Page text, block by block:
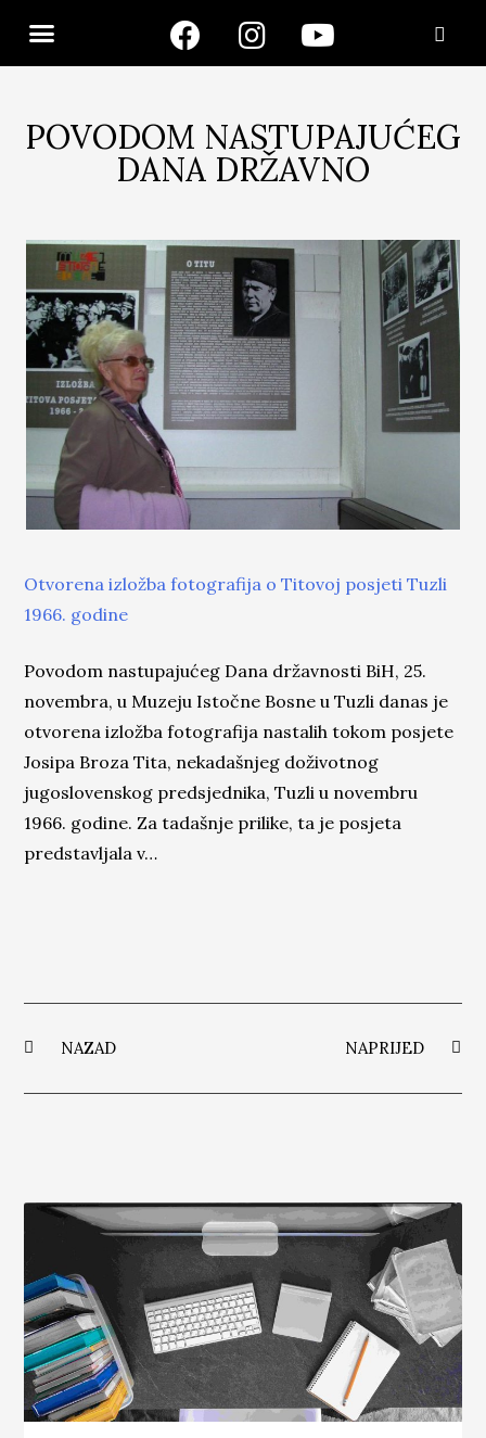
POVODOM NASTUPAJUĆEG
DANA DRŽAVNO
Otvorena izložba fotografija o Titovoj posjeti Tuzli
1966. godine
Povodom nastupajućeg Dana državnosti BiH, 25.
novembra, u Muzeju Istočne Bosne u Tuzli danas je
otvorena izložba fotografija nastalih tokom posjete
Josipa Broza Tita, nekadašnjeg doživotnog
jugoslovenskog predsjednika, Tuzli u novembru
1966. godine. Za tadašnje prilike, ta je posjeta
predstavljala v…
NAZAD NAPRIJED